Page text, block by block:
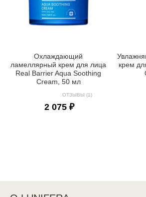
Охлаждающий
ламеллярный крем для лица
Real Barrier Aqua Soothing
Cream, 50 мл
ОТЗЫВЫ (1)
2 075 ₽
крем